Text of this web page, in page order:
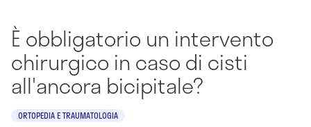
È obbligatorio un intervento
chirurgico in caso di cisti
all'ancora bicipitale?
ORTOPEDIA E TRAUMATOLOGIA